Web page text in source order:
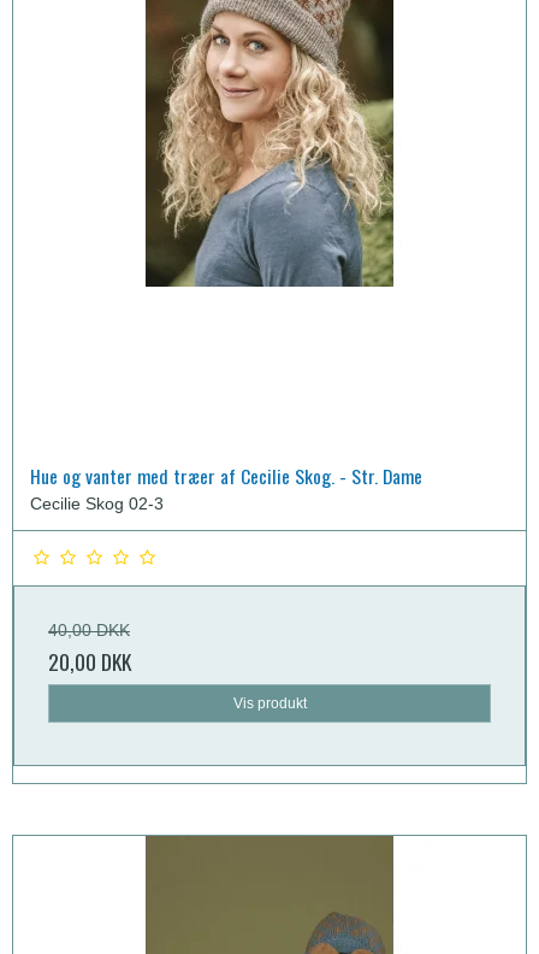
Hue og vanter med træer af Cecilie Skog. - Str. Dame
Cecilie Skog 02-3
40,00 DKK
20,00 DKK
Vis produkt